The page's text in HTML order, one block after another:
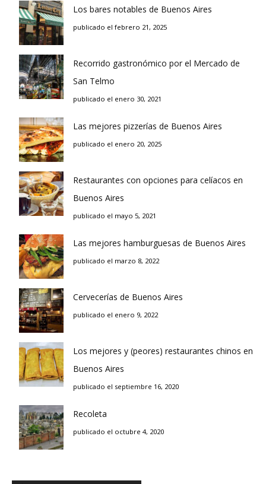
Los bares notables de Buenos Aires
publicado el febrero 21, 2025
Recorrido gastronómico por el Mercado de
San Telmo
publicado el enero 30, 2021
Las mejores pizzerías de Buenos Aires
publicado el enero 20, 2025
Restaurantes con opciones para celíacos en
Buenos Aires
publicado el mayo 5, 2021
Las mejores hamburguesas de Buenos Aires
publicado el marzo 8, 2022
Cervecerías de Buenos Aires
publicado el enero 9, 2022
Los mejores y (peores) restaurantes chinos en
Buenos Aires
publicado el septiembre 16, 2020
Recoleta
publicado el octubre 4, 2020